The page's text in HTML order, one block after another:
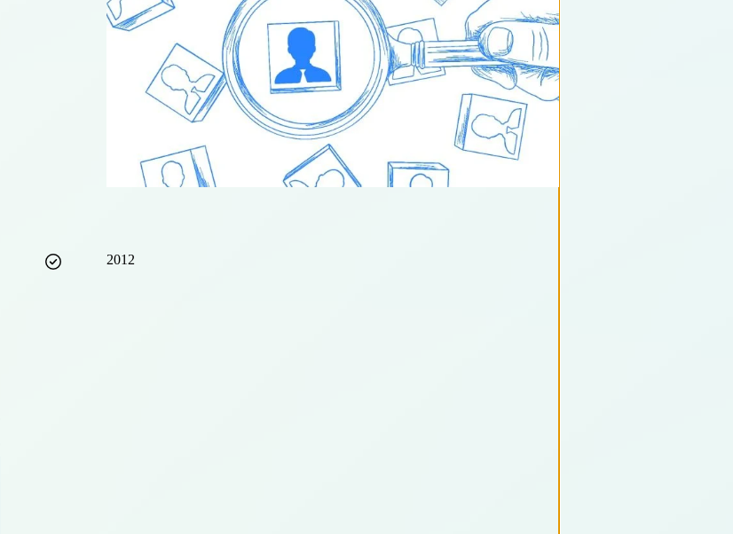
2012